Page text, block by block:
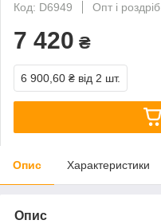
Код: D6949
Опт і роздріб
7 420 ₴
6 900,60 ₴ від 2 шт.
Опис Характеристики
Опис